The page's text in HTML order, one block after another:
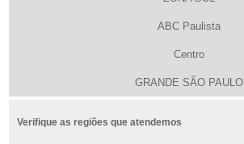
ABC Paulista
Centro
GRANDE SÃO PAULO
Verifique as regiões que atendemos